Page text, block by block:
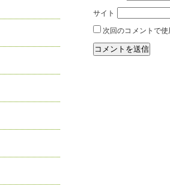
サイト
次回のコメントで